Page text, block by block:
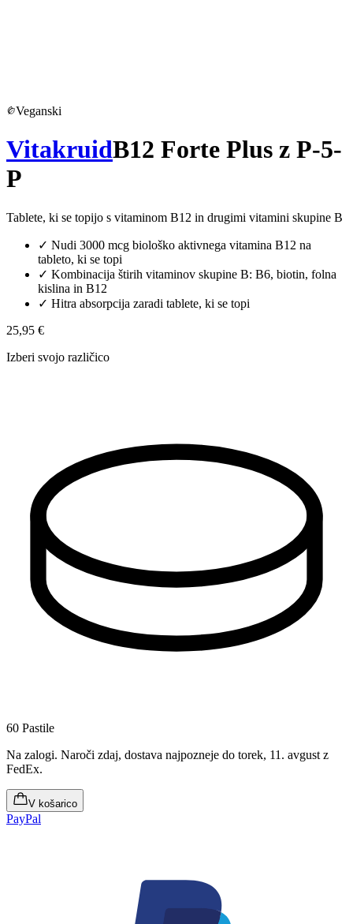
Veganski
VitakruidB12 Forte Plus z P-5-
P
Tablete, ki se topijo s vitaminom B12 in drugimi vitamini skupine B
✓ Nudi 3000 mcg biološko aktivnega vitamina B12 na
tableto, ki se topi
✓ Kombinacija štirih vitaminov skupine B: B6, biotin, folna
kislina in B12
✓ Hitra absorpcija zaradi tablete, ki se topi
25,95 €
Izberi svojo različico
60 Pastile
Na zalogi. Naroči zdaj, dostava najpozneje do torek, 11. avgust z
FedEx.
V košarico
PayPal